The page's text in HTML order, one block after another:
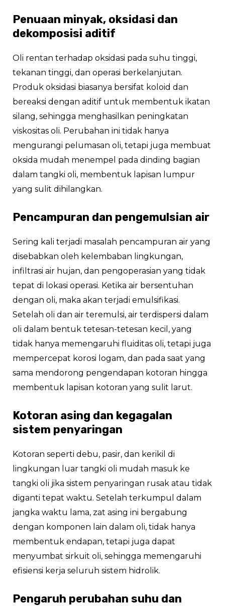
Penuaan minyak, oksidasi dan
dekomposisi aditif
Oli rentan terhadap oksidasi pada suhu tinggi,
tekanan tinggi, dan operasi berkelanjutan.
Produk oksidasi biasanya bersifat koloid dan
bereaksi dengan aditif untuk membentuk ikatan
silang, sehingga menghasilkan peningkatan
viskositas oli. Perubahan ini tidak hanya
mengurangi pelumasan oli, tetapi juga membuat
oksida mudah menempel pada dinding bagian
dalam tangki oli, membentuk lapisan lumpur
yang sulit dihilangkan.
Pencampuran dan pengemulsian air
Sering kali terjadi masalah pencampuran air yang
disebabkan oleh kelembaban lingkungan,
infiltrasi air hujan, dan pengoperasian yang tidak
tepat di lokasi operasi. Ketika air bersentuhan
dengan oli, maka akan terjadi emulsifikasi.
Setelah oli dan air teremulsi, air terdispersi dalam
oli dalam bentuk tetesan-tetesan kecil, yang
tidak hanya memengaruhi fluiditas oli, tetapi juga
mempercepat korosi logam, dan pada saat yang
sama mendorong pengendapan kotoran hingga
membentuk lapisan kotoran yang sulit larut.
Kotoran asing dan kegagalan
sistem penyaringan
Kotoran seperti debu, pasir, dan kerikil di
lingkungan luar tangki oli mudah masuk ke
tangki oli jika sistem penyaringan rusak atau tidak
diganti tepat waktu. Setelah terkumpul dalam
jangka waktu lama, zat asing ini bergabung
dengan komponen lain dalam oli, tidak hanya
membentuk endapan, tetapi juga dapat
menyumbat sirkuit oli, sehingga memengaruhi
efisiensi kerja seluruh sistem hidrolik.
Pengaruh perubahan suhu dan